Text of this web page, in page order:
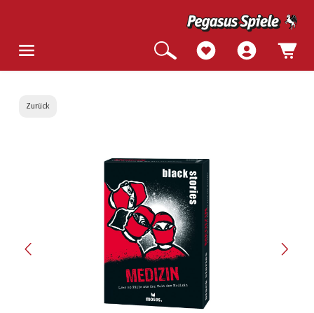
Zurück
Bildergalerie überspringen